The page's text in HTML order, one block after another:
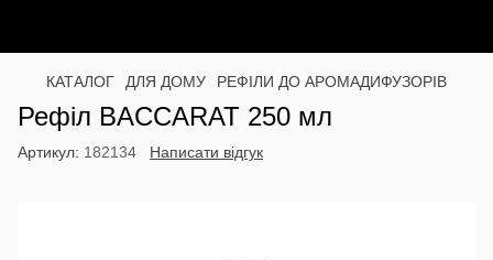
КАТАЛОГ ДЛЯ ДОМУ РЕФІЛИ ДО АРОМАДИФУЗОРІВ
Рефіл BACCARAT 250 мл
Артикул: 182134 Написати відгук